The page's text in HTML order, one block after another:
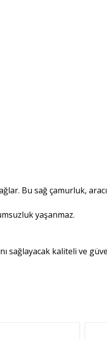
Bu sağ çamurluk,
yaşanmaz.
sağlayacak kaliteli ve